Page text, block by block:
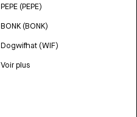
PEPE (PEPE)
BONK (BONK)
Dogwifhat (WIF)
Voir plus